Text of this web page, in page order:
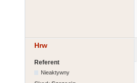
Hrw
Referent
Nieaktywny